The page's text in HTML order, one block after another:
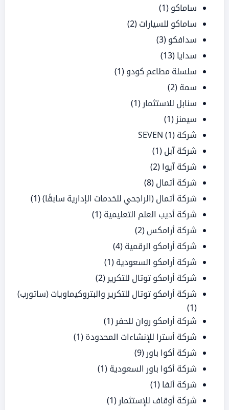
ساماكو (1)
ساماكو للسيارات (2)
سدافكو (3)
سدايا (13)
سلسلة مطاعم كودو (1)
سمة (2)
سنابل للاستثمار (1)
سيمنز (1)
شركة SEVEN (1)
شركة آبل (1)
شركة آيوا (2)
شركة أتمال (8)
شركة أتمال (الراجحي للخدمات الإدارية سابقًا)(1)
شركة أديب العلم التعليمية (1)
شركة أرامكس (2)
شركة أرامكو الرقمية (4)
شركة أرامكو السعودية (1)
شركة أرامكو توتال للتكرير (2)
شركة أرامكو توتال للتكرير والبتروكيماويات (ساتورب)
(1)
شركة أرامكو روان للحفر (1)
شركة أسترا للإنشاءات المحدودة (1)
شركة أكوا باور (9)
شركة أكوا باور السعودية (1)
شركة ألفا (1)
شركة أوقاف للإستثمار (1)